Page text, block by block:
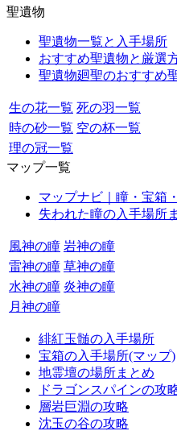
聖遺物
聖遺物一覧と入手場所
おすすめ聖遺物と厳選
聖遺物廻聖のおすすめ
生の花一覧 死の羽一覧
時の砂一覧 空の杯一覧
理の冠一覧
マップ一覧
マップナビ｜瞳・宝箱
失われた瞳の入手場所
風神の瞳 岩神の瞳
雷神の瞳 草神の瞳
水神の瞳 炎神の瞳
月神の瞳
緋紅玉髄の入手場所
宝箱の入手場所(マップ)
地霊壇の場所まとめ
ドラゴンスパインの攻
層岩巨淵の攻略
沈玉の谷の攻略